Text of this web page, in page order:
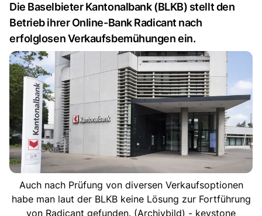
Die Baselbieter Kantonalbank (BLKB) stellt den
Betrieb ihrer Online-Bank Radicant nach
erfolglosen Verkaufsbemühungen ein.
Auch nach Prüfung von diversen Verkaufsoptionen
habe man laut der BLKB keine Lösung zur Fortführung
von Radicant gefunden. (Archivbild) - keystone